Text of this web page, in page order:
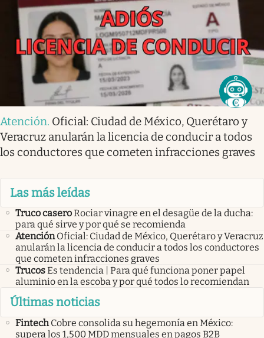
Atención. Oficial: Ciudad de México, Querétaro y
Veracruz anularán la licencia de conducir a todos
los conductores que cometen infracciones graves
Las más leídas
Truco caseroRociar vinagre en el desagüe de la ducha:
para qué sirve y por qué se recomienda
Atención Oficial: Ciudad de México, Querétaro y Veracruz
anularán la licencia de conducir a todos los conductores
que cometen infracciones graves
TrucosEs tendencia | Para qué funciona poner papel
aluminio en la escoba y por qué todos lo recomiendan
Últimas noticias
Fintech Cobre consolida su hegemonía en México:
supera los 1,500 MDD mensuales en pagos B2B